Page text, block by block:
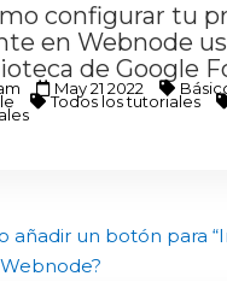
configurar tu
en Webnode
de Google
May 21 2022
Todos los tutoriales